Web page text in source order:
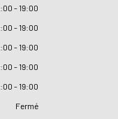
:00 - 19:00
:00 - 19:00
:00 - 19:00
:00 - 19:00
:00 - 19:00
Fermé